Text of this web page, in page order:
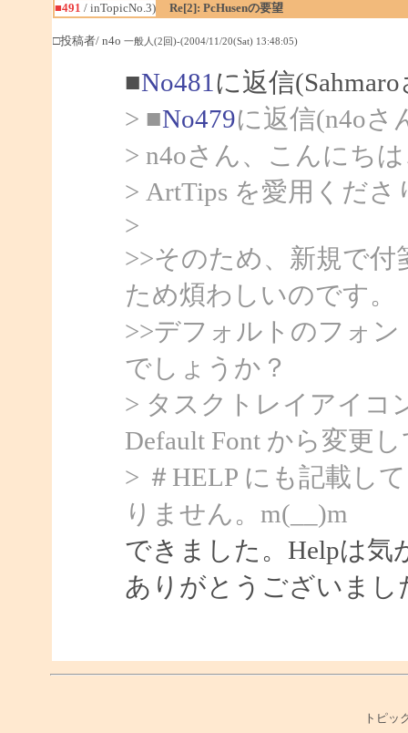
■491 / inTopicNo.3) Re[2]: PcHusenの要望
□投稿者/ n4o 一般人(2回)-(2004/11/20(Sat) 13:48:05)
■No481 に返信
> ■No479に返信(n4oさ
> n4oさん、こんにち
> ArtTips を愛用くだ
>
>>そのため、新規で
ため煩わしいのです。
>>デフォルトのフォ
でしょうか？
> タスクトレイアイコ
Default Font から変更
> ＃HELP にも記載し
りません。m(__)m
できました。Helpは
ありがとうございまし
トピッ